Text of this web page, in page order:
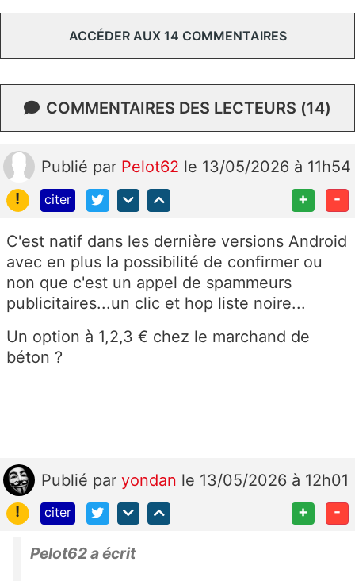
ACCÉDER AUX 14 COMMENTAIRES
COMMENTAIRES DES LECTEURS (14)
Publié par Pelot62 le 13/05/2026 à 11h54
!
citer + -
C'est natif dans les dernière versions Android
avec en plus la possibilité de confirmer ou
non que c'est un appel de spammeurs
publicitaires...un clic et hop liste noire...
Un option à 1,2,3 € chez le marchand de
béton ?
Publié par yondan le 13/05/2026 à 12h01
!
citer + -
Pelot62 a écrit